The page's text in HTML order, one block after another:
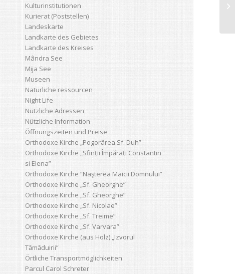
Kulturinstitutionen
Kurierat (Poststellen)
Landeskarte
Landkarte des Gebietes
Landkarte des Kreises
Mândra See
Mija See
Museen
Natürliche ressourcen
Night Life
Nützliche Adressen
Nützliche Information
Öffnungszeiten und Preise
Orthodoxe Kirche „Pogorârea Sf. Duh”
Orthodoxe Kirche „Sfinții Împărați Constantin
si Elena”
Orthodoxe Kirche “Naşterea Maicii Domnului”
Orthodoxe Kirche „Sf. Gheorghe”
Orthodoxe Kirche „Sf. Gheorghe”
Orthodoxe Kirche „Sf. Nicolae”
Orthodoxe Kirche „Sf. Treime”
Orthodoxe Kirche „Sf. Varvara”
Orthodoxe Kirche (aus Holz) „Izvorul
Tămăduirii”
Örtliche Transportmöglichkeiten
Parcul Carol Schreter